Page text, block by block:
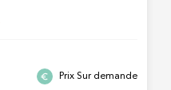
Prix Sur demande